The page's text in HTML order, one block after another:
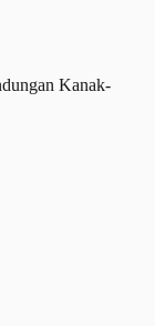
Kanak-